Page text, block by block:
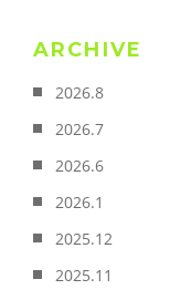
ARCHIVE
2026.8
2026.7
2026.6
2026.1
2025.12
2025.11